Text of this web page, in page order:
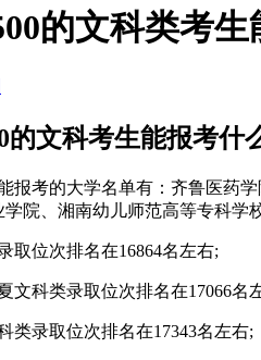
的文科类考
的文科考生能报考什
报考的大学名单有：齐鲁医药
院、湘南幼儿师范高等专科学
取位次排名在16864名左右;
文科类录取位次排名在17066名
类录取位次排名在17343名左右;